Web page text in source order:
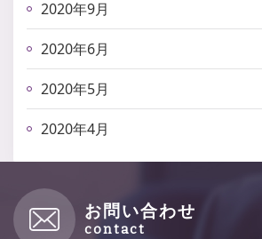
2020年9月
2020年6月
2020年5月
2020年4月
お問い合わせ